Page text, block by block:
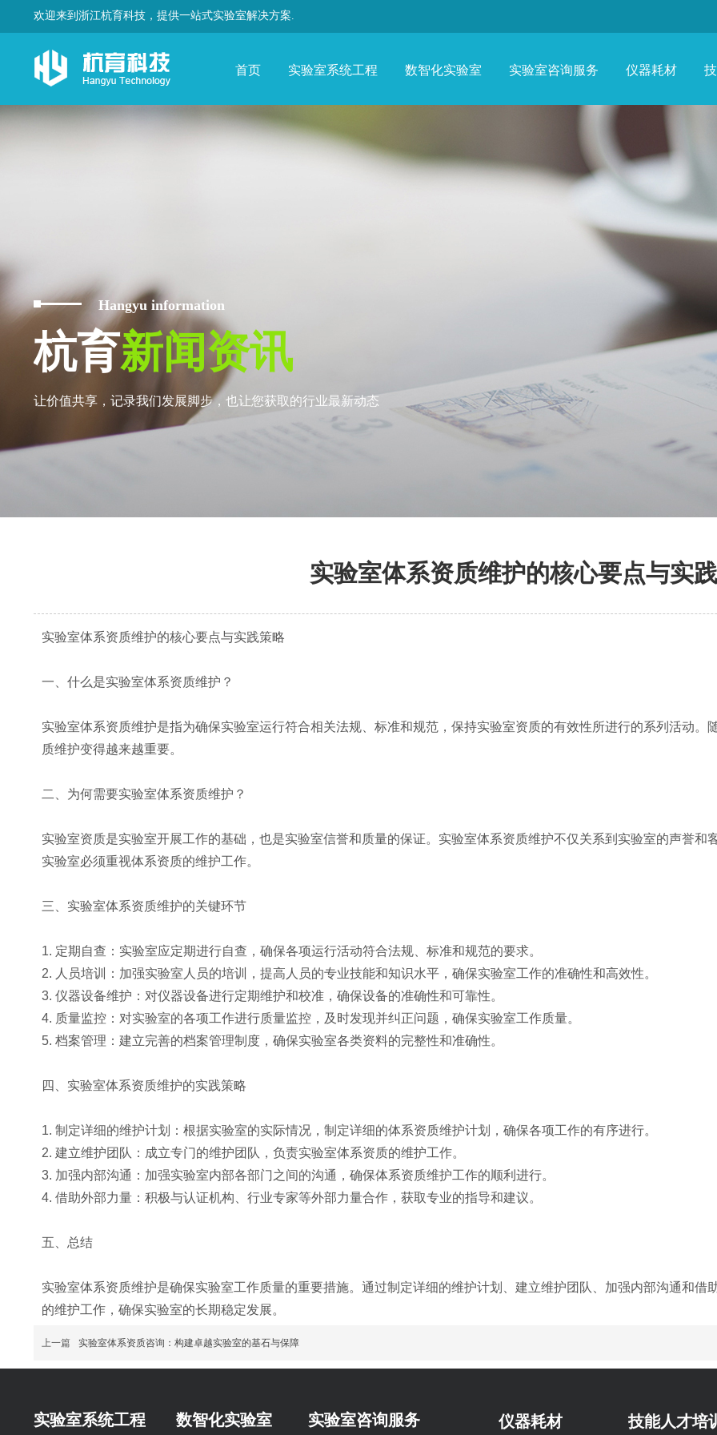
欢迎来到浙江杭育科技，提供一站式实验室解决方案.
首页 实验室系统工程 数智化实验室 实验室咨询服务 仪器耗材
Hangyu information
杭育新闻资讯
让价值共享，记录我们发展脚步，也让您获取的行业最新动态
实验室体系资质维护的核心要点与实
实验室体系资质维护的核心要点与实践策略
一、什么是实验室体系资质维护？
实验室体系资质维护是指为确保实验室运行符合相关法规、标准和规范，保持实验室资质的有效性所进行的系列活动
质维护变得越来越重要。
二、为何需要实验室体系资质维护？
实验室资质是实验室开展工作的基础，也是实验室信誉和质量的保证。实验室体系资质维护不仅关系到实验室的声誉
实验室必须重视体系资质的维护工作。
三、实验室体系资质维护的关键环节
1. 定期自查：实验室应定期进行自查，确保各项运行活动符合法规、标准和规范的要求。
2. 人员培训：加强实验室人员的培训，提高人员的专业技能和知识水平，确保实验室工作的准确性和高效性。
3. 仪器设备维护：对仪器设备进行定期维护和校准，确保设备的准确性和可靠性。
4. 质量监控：对实验室的各项工作进行质量监控，及时发现并纠正问题，确保实验室工作质量。
5. 档案管理：建立完善的档案管理制度，确保实验室各类资料的完整性和准确性。
四、实验室体系资质维护的实践策略
1. 制定详细的维护计划：根据实验室的实际情况，制定详细的体系资质维护计划，确保各项工作的有序进行。
2. 建立维护团队：成立专门的维护团队，负责实验室体系资质的维护工作。
3. 加强内部沟通：加强实验室内部各部门之间的沟通，确保体系资质维护工作的顺利进行。
4. 借助外部力量：积极与认证机构、行业专家等外部力量合作，获取专业的指导和建议。
五、总结
实验室体系资质维护是确保实验室工作质量的重要措施。通过制定详细的维护计划、建立维护团队、加强内部沟通和
的维护工作，确保实验室的长期稳定发展。
上一篇 实验室体系资质咨询：构建卓越实验室的基石与保障
技能人才培
仪器耗材
实验室系统工程 实验室咨询服务
数智化实验室